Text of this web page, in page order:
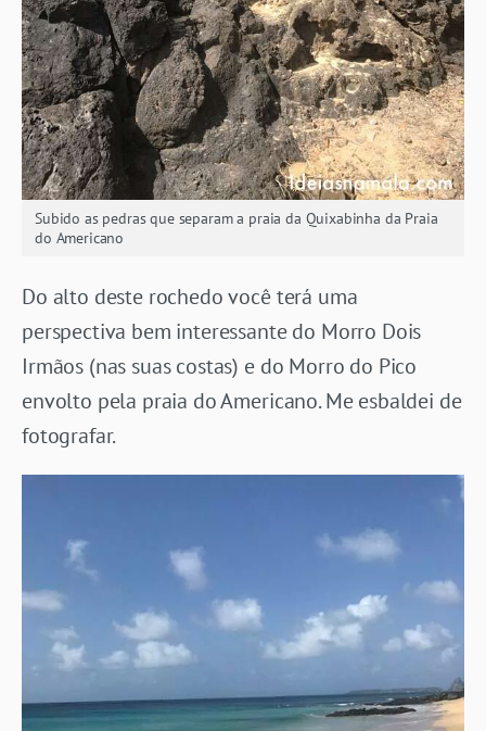
Subido as pedras que separam a praia da Quixabinha da Praia
do Americano
Do alto deste rochedo você terá uma
perspectiva bem interessante do Morro Dois
Irmãos (nas suas costas) e do Morro do Pico
envolto pela praia do Americano. Me esbaldei de
fotografar.